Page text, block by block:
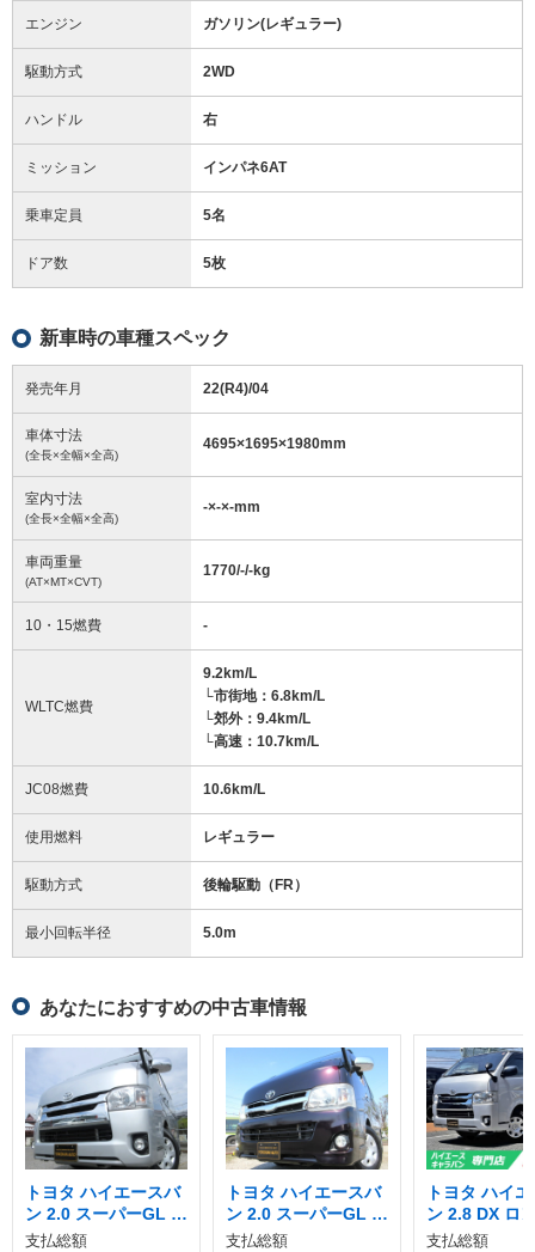
エンジン ガソリン(レギュラー)
駆動方式 2WD
ハンドル 右
ミッション インパネ6AT
乗車定員 5名
ドア数 5枚
新車時の車種スペック
発売年月 22(R4)/04
車体寸法
(全長×全幅×全高)
4695×1695×1980mm
室内寸法
(全長×全幅×全高)
-×-×-mm
車両重量
(AT×MT×CVT)
1770/-/-kg
10・15燃費 -
WLTC燃費
9.2km/L
└市街地：6.8km/L
└郊外：9.4km/L
└高速：10.7km/L
JC08燃費 10.6km/L
使用燃料 レギュラー
駆動方式 後輪駆動（FR）
最小回転半径 5.0m
あなたにおすすめの中古車情報
トヨタ ハイエースバ
ン 2.0 スーパーGL ロ
ング
支払総額
トヨタ ハイエースバ
ン 2.0 スーパーGL プ
ライムセレクション
支払総額
トヨタ ハイ
ン 2.8 DX ロ
ィーゼルター
支払総額